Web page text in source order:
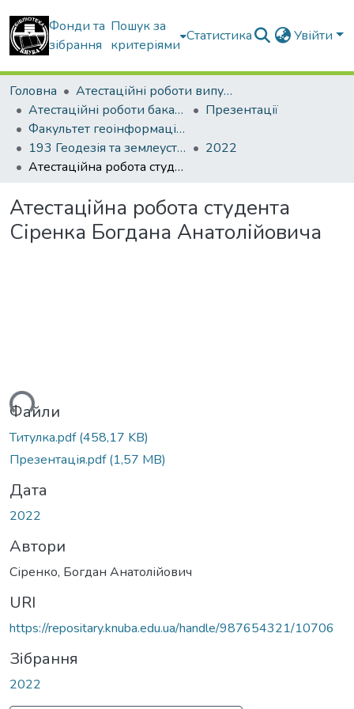
Фонди та
зібрання
Пошук за
критеріями
Статистика Увійти
Головна
Атестаційні роботи випускників
Атестаційні роботи бакалаврів
Презентації
Факультет геоінформаційних систем та управління територіями
193 Геодезія та землеустрій. Геодезія
2022
Атестаційна робота студента Сіренка Богдана Анатолійовича
Атестаційна робота студента
Сіренка Богдана Анатолійовича
Файли
Титулка.pdf(458,17 KB)
Презентація.pdf(1,57 MB)
Дата
2022
Автори
Сіренко, Богдан Анатолійович
URI
https://repositary.knuba.edu.ua/handle/987654321/10706
Зібрання
2022